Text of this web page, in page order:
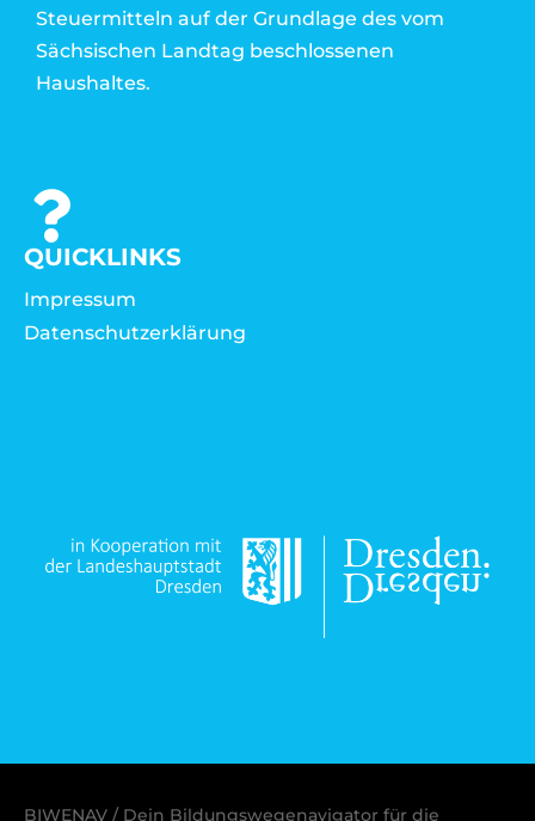
Steuermitteln auf der Grundlage des vom
Sächsischen Landtag beschlossenen
Haushaltes.
QUICKLINKS
Impressum
Datenschutzerklärung
BIWENAV / Dein Bildungswegenavigator für die